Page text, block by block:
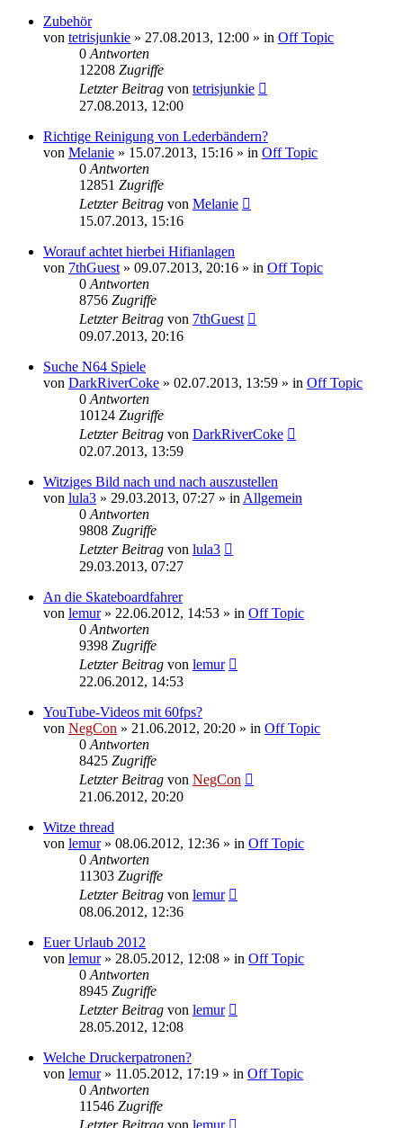
Zubehör
von tetrisjunkie » 27.08.2013, 12:00 » in Off Topic
0Antworten
12208 Zugriffe
Letzter Beitrag von tetrisjunkie
27.08.2013, 12:00
Richtige Reinigung von Lederbändern?
von Melanie » 15.07.2013, 15:16 » in Off Topic
0Antworten
12851 Zugriffe
Letzter Beitrag von Melanie
15.07.2013, 15:16
Worauf achtet hierbei Hifianlagen
von 7thGuest» 09.07.2013, 20:16 » in Off Topic
0Antworten
8756 Zugriffe
Letzter Beitrag von 7thGuest
09.07.2013, 20:16
Suche N64 Spiele
von DarkRiverCoke » 02.07.2013, 13:59 » in Off Topic
0Antworten
10124 Zugriffe
Letzter Beitrag von DarkRiverCoke
02.07.2013, 13:59
Witziges Bild nach und nach auszustellen
von lula3 » 29.03.2013, 07:27 » inAllgemein
0Antworten
9808 Zugriffe
Letzter Beitrag von lula3
29.03.2013, 07:27
An die Skateboardfahrer
von lemur» 22.06.2012, 14:53 » in Off Topic
0Antworten
9398 Zugriffe
Letzter Beitrag von lemur
22.06.2012, 14:53
YouTube-Videos mit 60fps?
von NegCon » 21.06.2012, 20:20 » in Off Topic
0Antworten
8425 Zugriffe
Letzter Beitrag von NegCon
21.06.2012, 20:20
Witze thread
von lemur» 08.06.2012, 12:36 » in Off Topic
0Antworten
11303 Zugriffe
Letzter Beitrag von lemur
08.06.2012, 12:36
Euer Urlaub 2012
von lemur» 28.05.2012, 12:08 » in Off Topic
0Antworten
8945 Zugriffe
Letzter Beitrag von lemur
28.05.2012, 12:08
Welche Druckerpatronen?
von lemur» 11.05.2012, 17:19 » in Off Topic
0Antworten
11546 Zugriffe